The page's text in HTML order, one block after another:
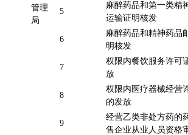
管理
局
5
麻醉药品和第一类精
运输证明核发
6
麻醉药品和精神药品
明核发
7
权限内餐饮服务许可
放
8
权限内医疗器械经营
的发放
9
经营乙类非处方药的
售企业从业人员资